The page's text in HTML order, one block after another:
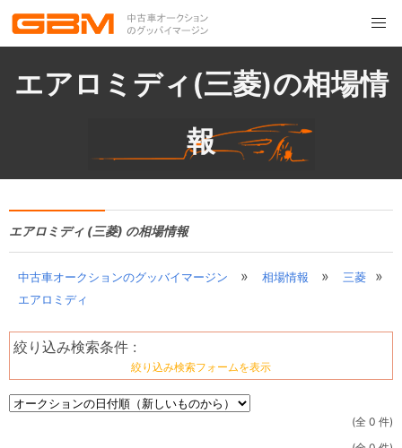
エアロミディ(三菱)の相場情
報
エアロミディ (三菱) の相場情報
中古車オークションのグッバイマージン » 相場情報 » 三菱 »
エアロミディ
絞り込み検索条件 :
絞り込み検索フォームを表示
(全 0 件)